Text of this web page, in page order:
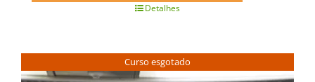
Detalhes
Curso esgotado